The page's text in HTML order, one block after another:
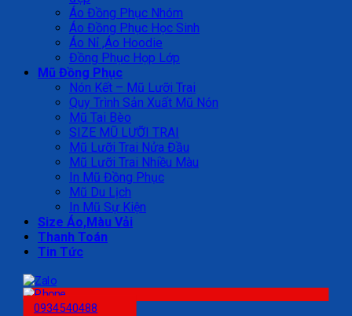
Áo Đồng Phục Nhóm
Áo Đồng Phục Học Sinh
Áo Nỉ ,Áo Hoodie
Đồng Phục Họp Lớp
Mũ Đồng Phục
Nón Kết – Mũ Lưỡi Trai
Quy Trình Sản Xuất Mũ Nón
Mũ Tai Bèo
SIZE MŨ LƯỠI TRAI
Mũ Lưỡi Trai Nửa Đầu
Mũ Lưỡi Trai Nhiều Màu
In Mũ Đồng Phục
Mũ Du Lịch
In Mũ Sự Kiện
Size Áo,Màu Vải
Thanh Toán
Tin Tức
0934540488